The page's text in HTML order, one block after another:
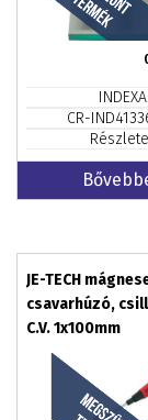
INDEXA
CR-
JE-TECH
csavarhúzó,
C.V. 1x100mm